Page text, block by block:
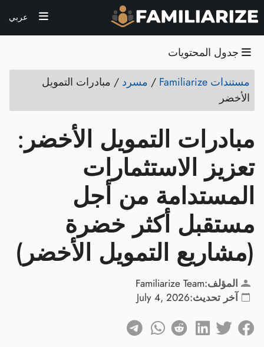
عربي
جدول المحتويات
مستندات Familiarize
/ مسرد / مبادرات التمويل
الأخضر
مبادرات التمويل الأخضر:
تعزيز الاستثمارات
المستدامة من أجل
مستقبل أكثر خضرة
(مشاريع التمويل الأخضر)
المؤلف:Familiarize Team
آخر تحديث:July 4, 2026